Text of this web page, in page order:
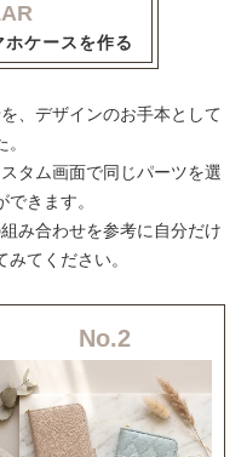
ケースを作る
、デザインのお手本として
タム画面で同じパーツを選
きます。
み合わせを参考に自分だけ
てください。
No.2